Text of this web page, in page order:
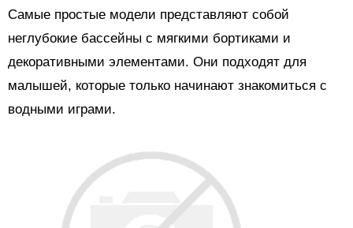
Самые простые модели представляют собой
неглубокие бассейны с мягкими бортиками и
декоративными элементами. Они подходят для
малышей, которые только начинают знакомиться с
водными играми.